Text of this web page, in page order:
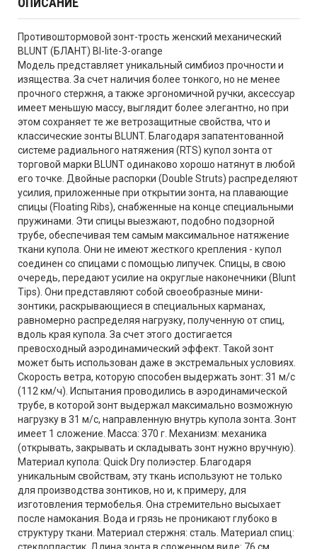
Противоштормовой зонт-трость женский механический
BLUNT (БЛАНТ) Bl-lite-3-orange
Модель представляет уникальный симбиоз прочности и
изящества. За счет наличия более тонкого, но не менее
прочного стержня, а также эргономичной ручки, аксессуар
имеет меньшую массу, выглядит более элегантно, но при
этом сохраняет те же ветрозащитные свойства, что и
классические зонты BLUNT. Благодаря запатентованной
системе радиального натяжения (RTS) купол зонта от
торговой марки BLUNT одинаково хорошо натянут в любой
его точке. Двойные распорки (Double Struts) распределяют
усилия, приложенные при открытии зонта, на плавающие
спицы (Floating Ribs), снабженные на конце специальными
пружинами. Эти спицы выезжают, подобно подзорной
трубе, обеспечивая тем самым максимальное натяжение
ткани купола. Они не имеют жесткого крепления - купол
соединен со спицами с помощью липучек. Спицы, в свою
очередь, передают усилие на округлые наконечники (Blunt
Tips). Они представляют собой своеобразные мини-
зонтики, раскрывающиеся в специальных карманах,
равномерно распределяя нагрузку, полученную от спиц,
вдоль края купола. За счет этого достигается
превосходный аэродинамический эффект. Такой зонт
может быть использован даже в экстремальных условиях.
Скорость ветра, которую способен выдержать зонт: 31 м/c
(112 км/ч). Испытания проводились в аэродинамической
трубе, в которой зонт выдержал максимально возможную
нагрузку в 31 м/c, направленную внутрь купола зонта. Зонт
имеет 1 сложение. Масса: 370 г. Механизм: механика
(открывать, закрывать и складывать зонт нужно вручную).
Материал купола: Quick Dry полиэстер. Благодаря
уникальным свойствам, эту ткань используют не только
для производства зонтиков, но и, к примеру, для
изготовления термобелья. Она стремительно высыхает
после намокания. Вода и грязь не проникают глубоко в
структуру ткани. Материал стержня: сталь. Материал спиц: